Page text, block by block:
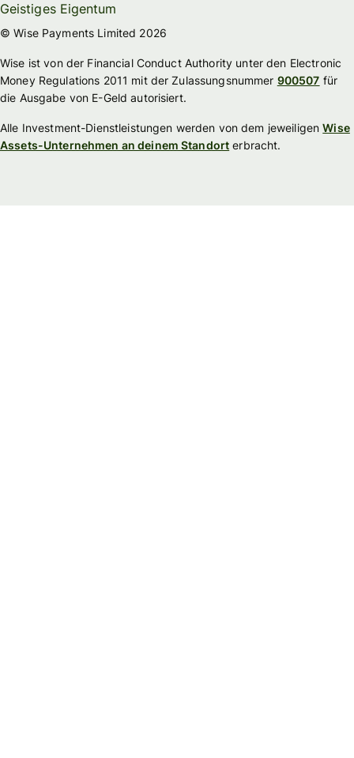
Geistiges Eigentum
© Wise Payments Limited 2026
Wise ist von der Financial Conduct Authority unter den Electronic
Money Regulations 2011 mit der Zulassungsnummer 900507 für
die Ausgabe von E-Geld autorisiert.
Alle Investment-Dienstleistungen werden von dem jeweiligenWise
Assets-Unternehmen an deinem Standort erbracht.